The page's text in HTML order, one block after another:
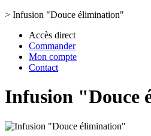
> Infusion "Douce élimination"
Accès direct
Commander
Mon compte
Contact
Infusion "Douce